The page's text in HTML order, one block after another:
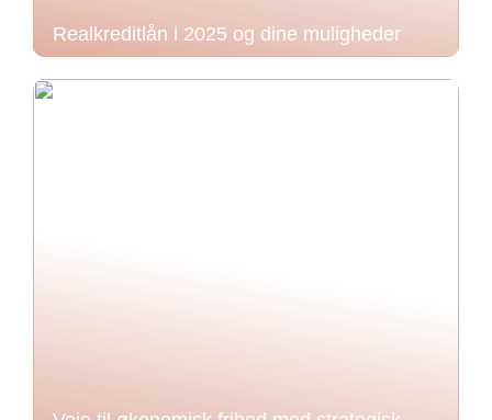
Realkreditlån i 2025 og dine muligheder